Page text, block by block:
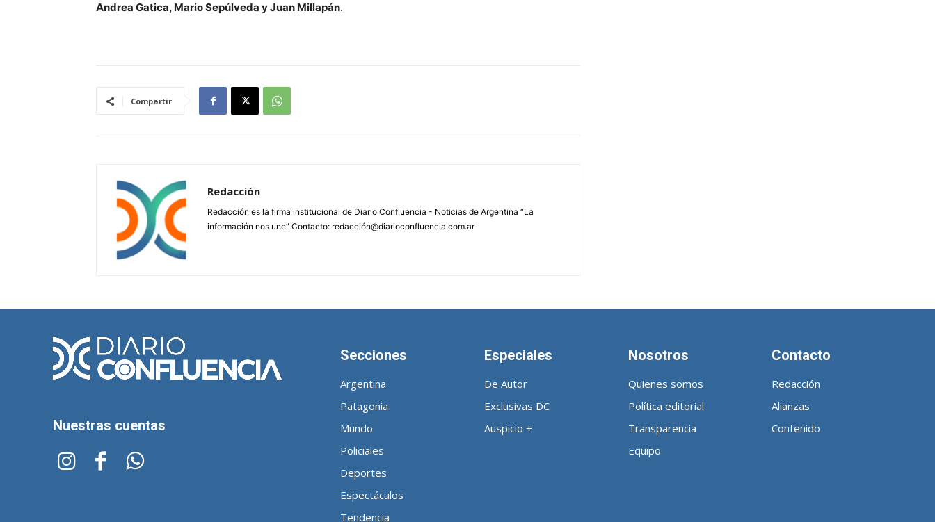
Andrea Gatica, Mario Sepúlveda y Juan Millapán.
Compartir
Redacción
Redacción es la firma institucional de Diario Confluencia - Noticias de Argentina “La
información nos une” Contacto: redacción@diarioconfluencia.com.ar
Nuestras cuentas
Secciones
Argentina
Patagonia
Mundo
Policiales
Deportes
Espectáculos
Tendencia
Especiales
De Autor
Exclusivas DC
Auspicio +
Nosotros
Quienes somos
Política editorial
Transparencia
Equipo
Contacto
Redacción
Alianzas
Contenido